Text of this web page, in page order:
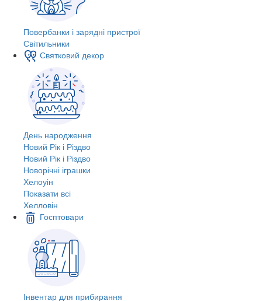
Повербанки і зарядні пристрої
Світильники
Святковий декор
День народження
Новий Рік і Різдво
Новий Рік і Різдво
Новорічні іграшки
Хелоуін
Показати всі
Хелловін
Госптовари
Інвентар для прибирання